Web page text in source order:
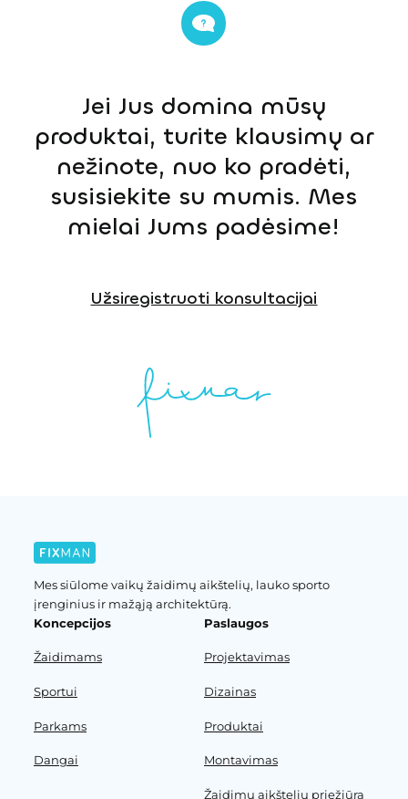
Jei Jus domina mūsų
produktai, turite klausimų ar
nežinote, nuo ko pradėti,
susisiekite su mumis. Mes
mielai Jums padėsime!
Užsiregistruoti konsultacijai
Mes siūlome vaikų žaidimų aikštelių, lauko sporto
įrenginius ir mažąją architektūrą.
Koncepcijos
Žaidimams
Sportui
Parkams
Dangai
Paslaugos
Projektavimas
Dizainas
Produktai
Montavimas
Žaidimų aikštelių priežiūra